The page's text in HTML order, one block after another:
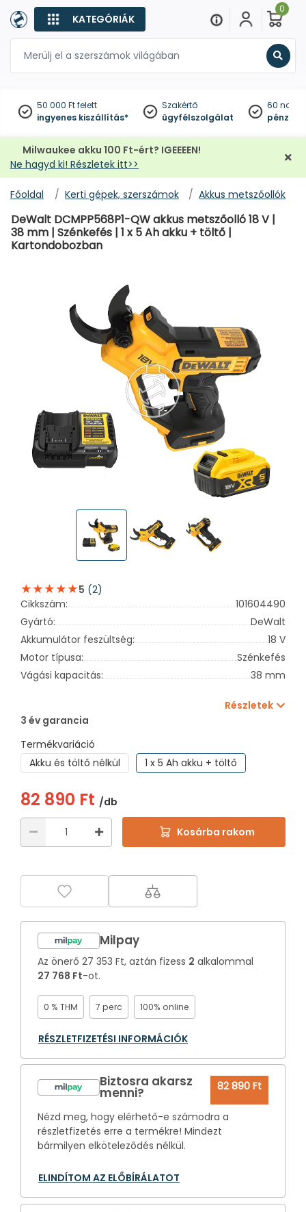
KATEGÓRIÁK
0
50 000 Ft felett
ingyenes kiszállítás*
Szakértő
ügyfélszolgálat
60
Milwaukee akku 100 Ft-ért? IGEEEEN!
Ne hagyd ki! Részletek itt>>
Főoldal Kerti gépek, szerszámok Akkus metszőollók
DeWalt DCMPP568P1-QW akkus metszőolló 18 V |
38 mm | Szénkefés | 1 x 5 Ah akku + töltő |
Kartondobozban
5 (2)
Cikkszám:
101604490
Gyártó:
DeWalt
Akkumulátor feszültség:
18 V
Motor típusa:
Szénkefés
Vágási kapacitás:
38 mm
Részletek
3 év garancia
Termékvariáció
Akku és töltő nélkül
1 x 5 Ah akku + töltő
82 890 Ft /db
Kosárba rakom
Milpay
Az önerő 27 353 Ft, aztán fizess 2 alkalommal
27 768 Ft-ot.
0 % THM 7 perc 100% online
RÉSZLETFIZETÉSI INFORMÁCIÓK
Biztosra akarsz
menni? 82 890 Ft
Nézd meg, hogy elérhető-e számodra a
részletfizetés erre a termékre! Mindezt
bármilyen elköteleződés nélkül.
ELINDÍTOM AZ ELŐBÍRÁLATOT